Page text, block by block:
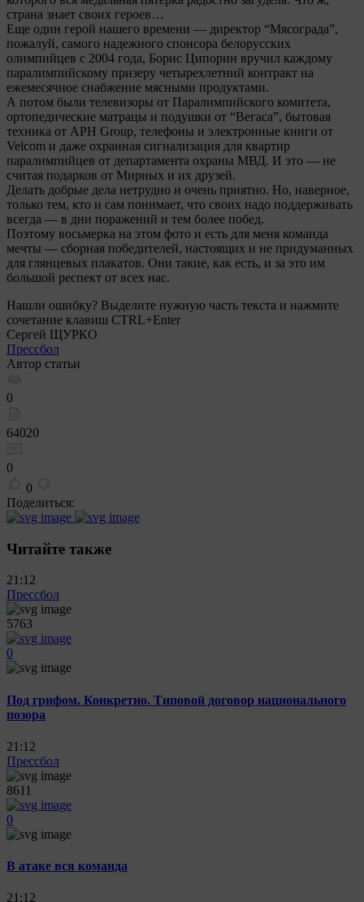
страна знает своих героев…
Еще один герой нашего времени — директор “Мясограда”,
пожалуй, самого надежного спонсора белорусских
олимпийцев с 2004 года, Борис Ципорин вручил каждому
паралимпийскому призеру четырехлетний контракт на
ежемесячное снабжение мясными продуктами.
А потом были телевизоры от Паралимпийского комитета,
ортопедические матрацы и подушки от “Вегаса”, бытовая
техника от APH Group, телефоны и электронные книги от
Velcom и даже охранная сигнализация для квартир
паралимпийцев от департамента охраны МВД. И это — не
считая подарков от Мирных и их друзей.
Делать добрые дела нетрудно и очень приятно. Но, наверное,
только тем, кто и сам понимает, что своих надо поддерживать
всегда — в дни поражений и тем более побед.
Поэтому восьмерка на этом фото и есть для меня команда
мечты — сборная победителей, настоящих и не придуманных
для глянцевых плакатов. Они такие, как есть, и за это им
большой респект от всех нас.
Нашли ошибку? Выделите нужную часть текста и нажмите
сочетание клавиш CTRL+Enter
Сергей ЩУРКО
Прессбол
Автор статьи
0
64020
0
0
Поделиться:
Читайте также
21:12
Прессбол
5763
0
Под грифом. Конкретно. Типовой договор национального
позора
21:12
Прессбол
8611
0
В атаке вся команда
21:12